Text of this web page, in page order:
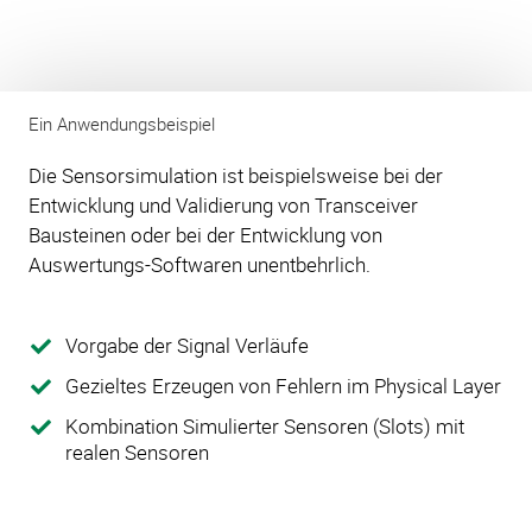
Ein Anwendungsbeispiel
Die Sensorsimulation ist beispielsweise bei der
Entwicklung und Validierung von Transceiver
Bausteinen oder bei der Entwicklung von
Auswertungs-Softwaren unentbehrlich.
Vorgabe der Signal Verläufe
Gezieltes Erzeugen von Fehlern im Physical Layer
Kombination Simulierter Sensoren (Slots) mit
realen Sensoren